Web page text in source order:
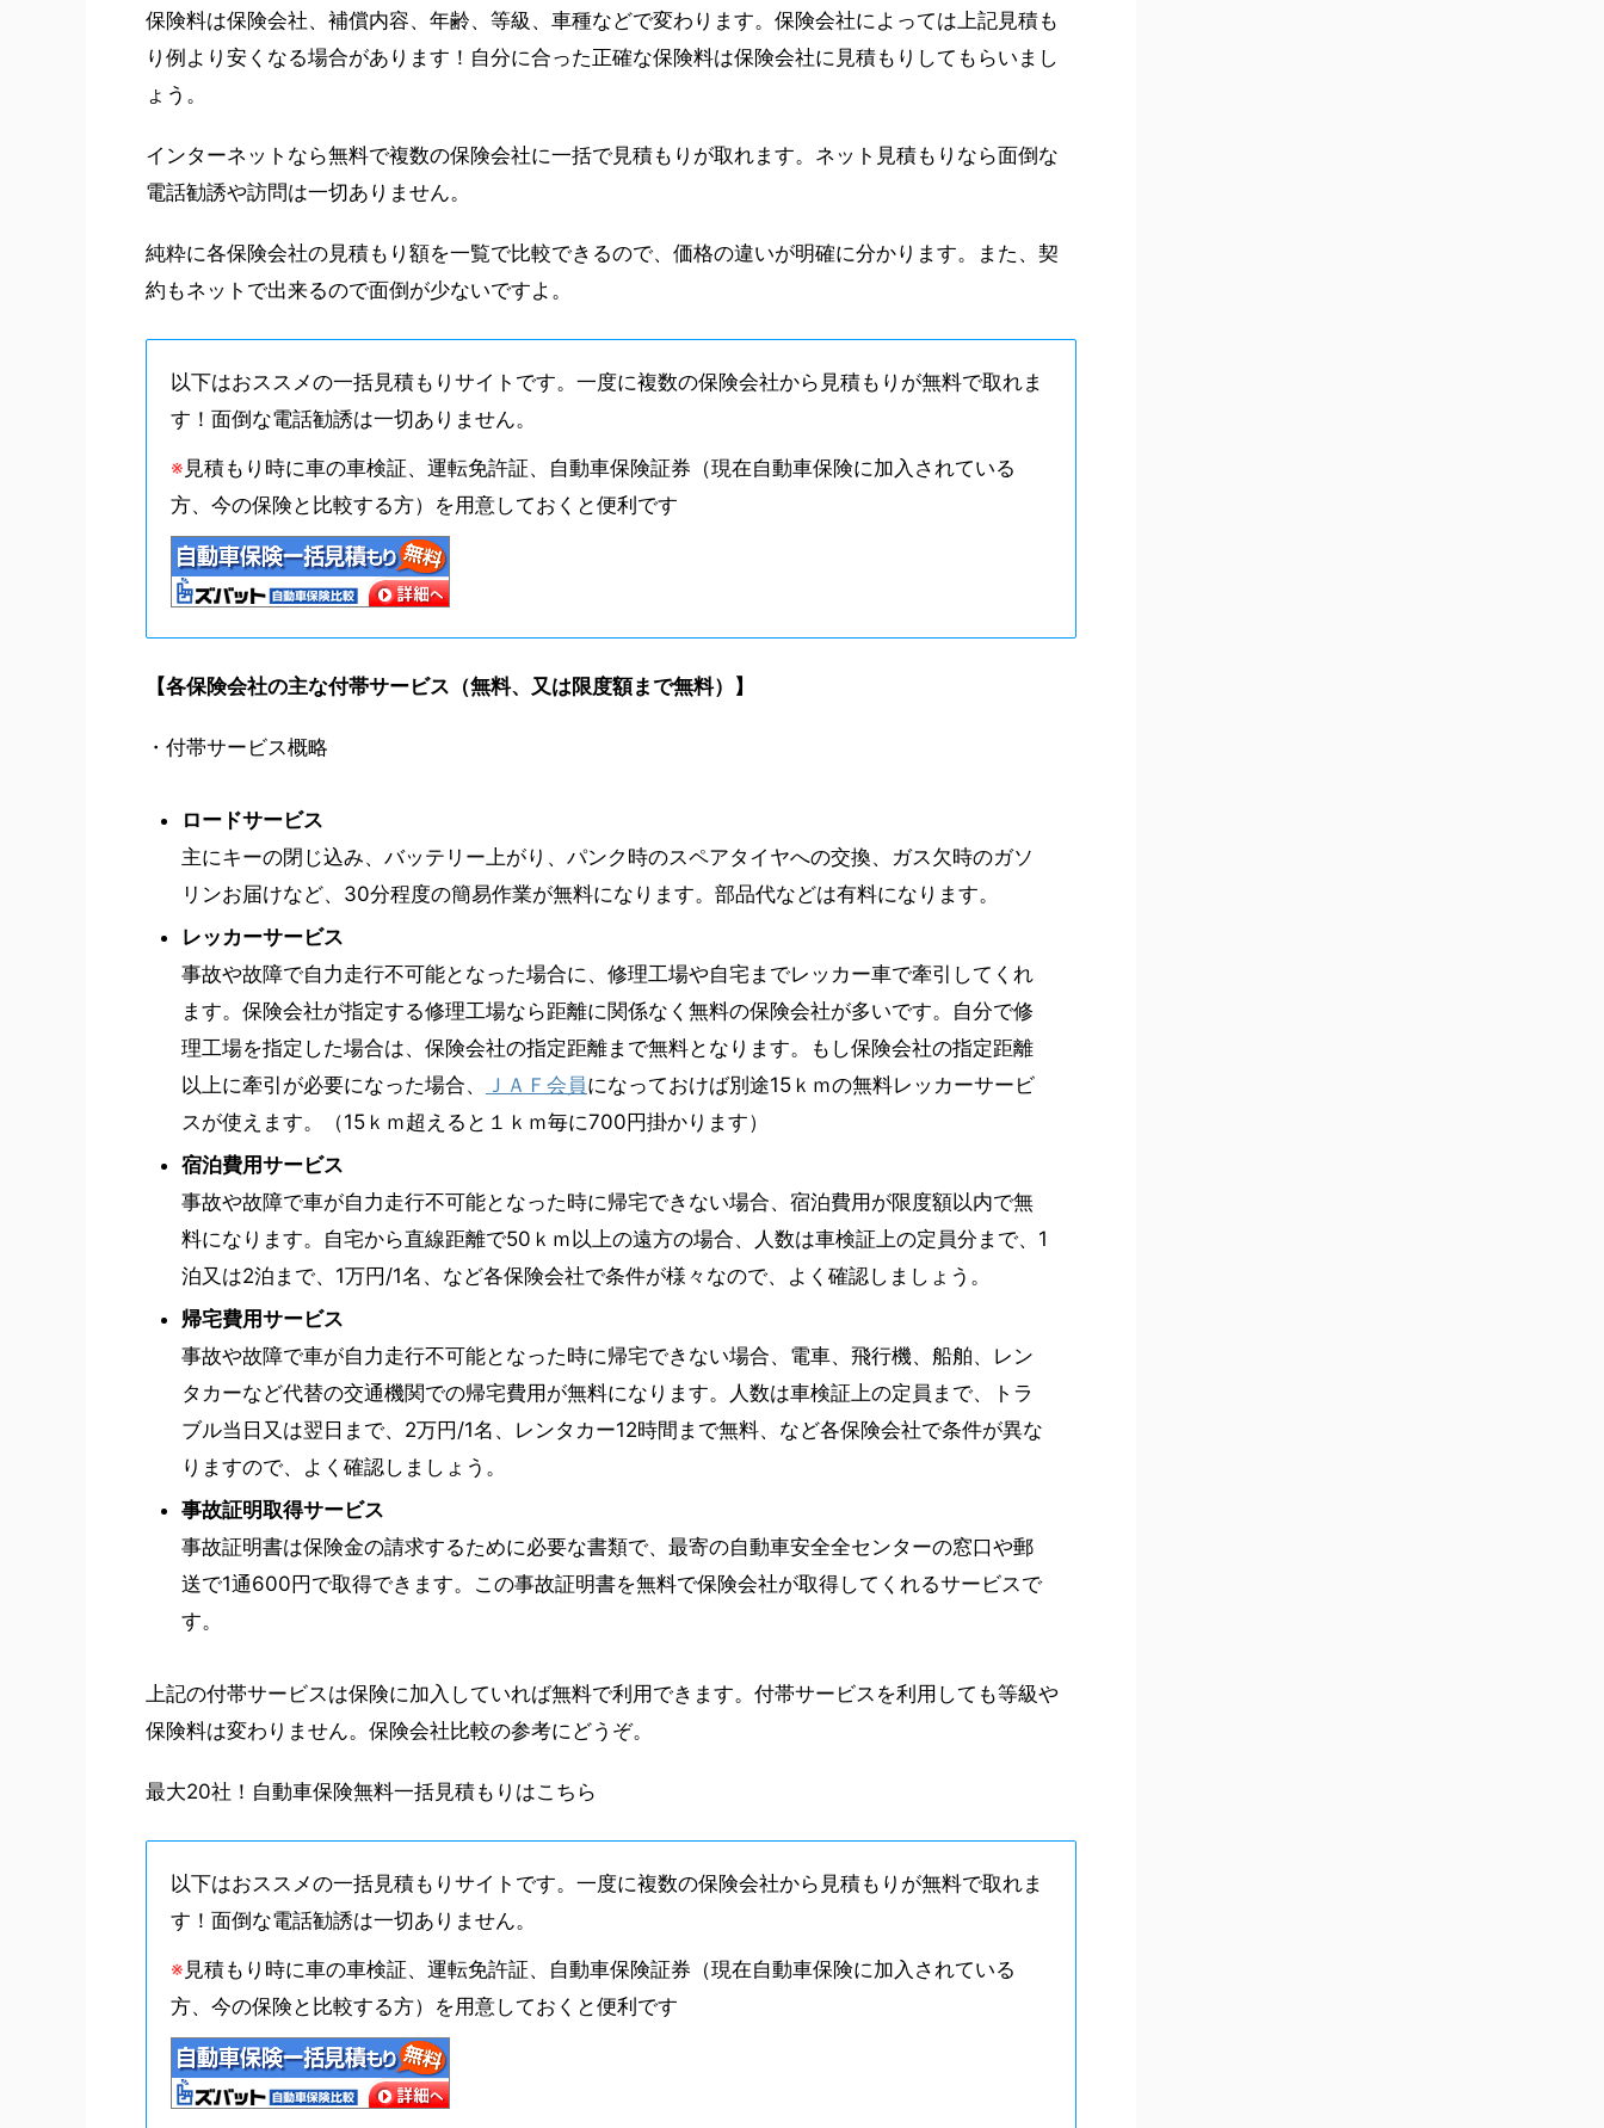
保険料は保険会社、補償内容、年齢、等級、車種などで変わります。保険会社によっては上記見積も
り例より安くなる場合があります！自分に合った正確な保険料は保険会社に見積もりしてもらいまし
ょう。
インターネットなら無料で複数の保険会社に一括で見積もりが取れます。ネット見積もりなら面倒な
電話勧誘や訪問は一切ありません。
純粋に各保険会社の見積もり額を一覧で比較できるので、価格の違いが明確に分かります。また、契
約もネットで出来るので面倒が少ないですよ。
以下はおススメの一括見積もりサイトです。一度に複数の保険会社から見積もりが無料で取れま
す！面倒な電話勧誘は一切ありません。
※ 見積もり時に車の車検証、運転免許証、自動車保険証券（現在自動車保険に加入されている
方、今の保険と比較する方）を用意しておくと便利です
【各保険会社の主な付帯サービス（無料、又は限度額まで無料）】
・付帯サービス概略
ロードサービス
主にキーの閉じ込み、バッテリー上がり、パンク時のスペアタイヤへの交換、ガス欠時のガソ
リンお届けなど、30分程度の簡易作業が無料になります。部品代などは有料になります。
レッカーサービス
事故や故障で自力走行不可能となった場合に、修理工場や自宅までレッカー車で牽引してくれ
ます。保険会社が指定する修理工場なら距離に関係なく無料の保険会社が多いです。自分で修
理工場を指定した場合は、保険会社の指定距離まで無料となります。もし保険会社の指定距離
以上に牽引が必要になった場合、
ＪＡＦ会員になっておけば別途15ｋｍの無料レッカーサービ
スが使えます。（15ｋｍ超えると１ｋｍ毎に700円掛かります）
宿泊費用サービス
事故や故障で車が自力走行不可能となった時に帰宅できない場合、宿泊費用が限度額以内で無
料になります。自宅から直線距離で50ｋｍ以上の遠方の場合、人数は車検証上の定員分まで、1
泊又は2泊まで、1万円/1名、など各保険会社で条件が様々なので、よく確認しましょう。
帰宅費用サービス
事故や故障で車が自力走行不可能となった時に帰宅できない場合、電車、飛行機、船舶、レン
タカーなど代替の交通機関での帰宅費用が無料になります。人数は車検証上の定員まで、トラ
ブル当日又は翌日まで、2万円/1名、レンタカー12時間まで無料、など各保険会社で条件が異な
りますので、よく確認しましょう。
事故証明取得サービス
事故証明書は保険金の請求するために必要な書類で、最寄の自動車安全全センターの窓口や郵
送で1通600円で取得できます。この事故証明書を無料で保険会社が取得してくれるサービスで
す。
上記の付帯サービスは保険に加入していれば無料で利用できます。付帯サービスを利用しても等級や
保険料は変わりません。保険会社比較の参考にどうぞ。
最大20社！自動車保険無料一括見積もりはこちら
以下はおススメの一括見積もりサイトです。一度に複数の保険会社から見積もりが無料で取れま
す！面倒な電話勧誘は一切ありません。
※ 見積もり時に車の車検証、運転免許証、自動車保険証券（現在自動車保険に加入されている
方、今の保険と比較する方）を用意しておくと便利です